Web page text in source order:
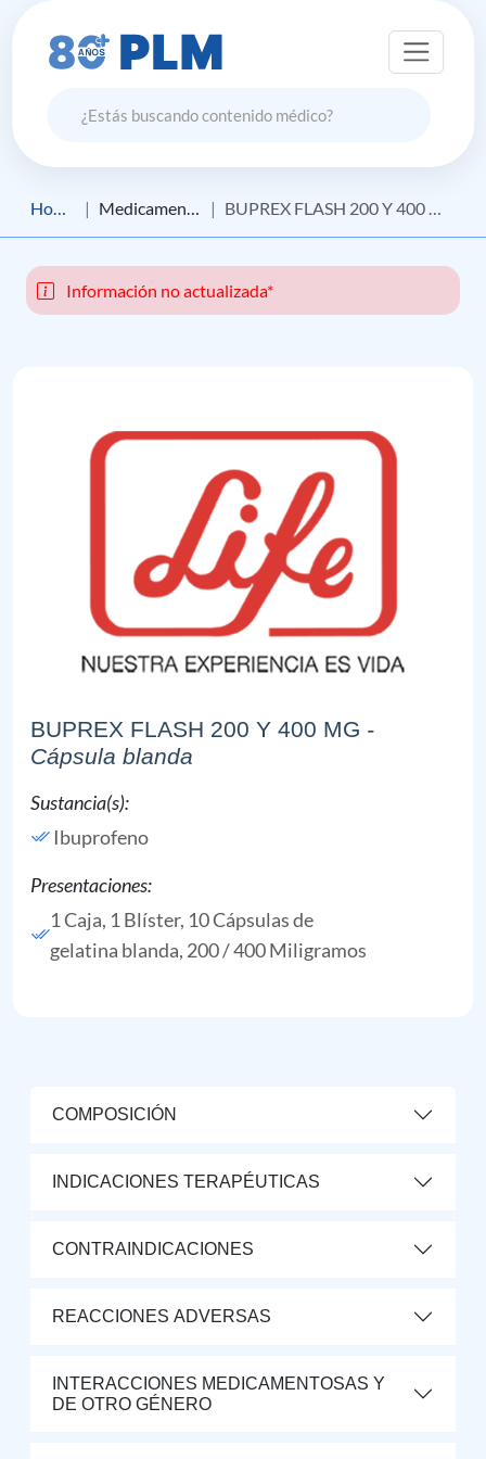
Home Medicamento BUPREX FLASH 200 Y 400 MG
Información no actualizada*
BUPREX FLASH 200 Y 400 MG -
Cápsula blanda
Sustancia(s):
Ibuprofeno
Presentaciones:
1 Caja, 1 Blíster, 10 Cápsulas de
gelatina blanda, 200 / 400 Miligramos
COMPOSICIÓN
INDICACIONES TERAPÉUTICAS
CONTRAINDICACIONES
REACCIONES ADVERSAS
INTERACCIONES MEDICAMENTOSAS Y
DE OTRO GÉNERO